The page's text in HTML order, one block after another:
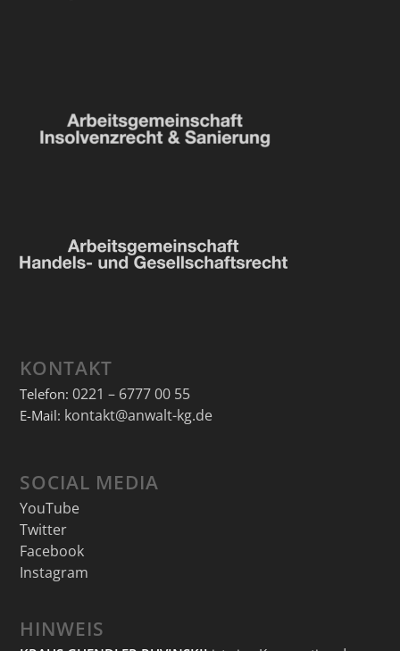
KONTAKT
Telefon: 0221 – 6777 00 55
E-Mail: kontakt@anwalt-kg.de
SOCIAL MEDIA
YouTube
Twitter
Facebook
Instagram
HINWEIS